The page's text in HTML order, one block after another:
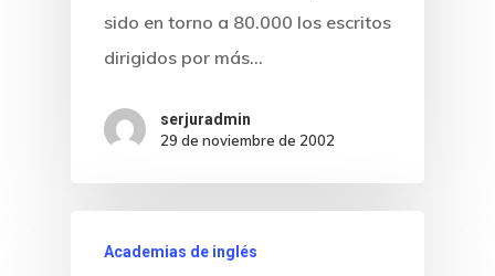
sido en torno a 80.000 los escritos
dirigidos por más…
serjuradmin
29 de noviembre de 2002
Academias de inglés